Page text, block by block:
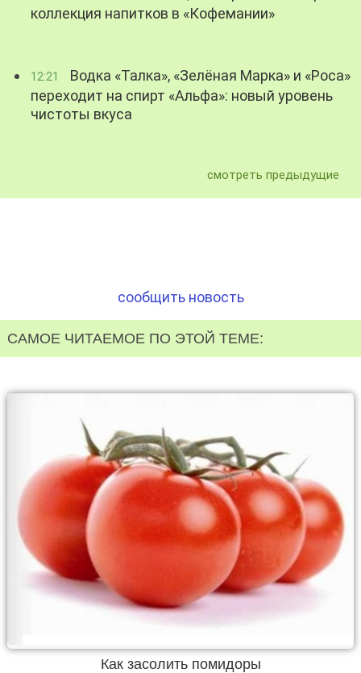
коллекция напитков в «Кофемании»
12:21
Водка «Талка», «Зелёная Марка» и «Роса»
переходит на спирт «Альфа»: новый уровень
чистоты вкуса
смотреть предыдущие
сообщить новость
САМОЕ ЧИТАЕМОЕ ПО ЭТОЙ ТЕМЕ:
Как засолить помидоры